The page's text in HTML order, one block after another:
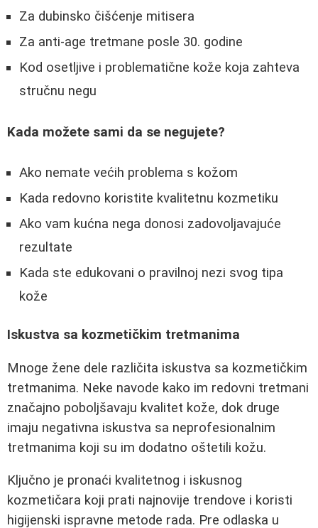
Za dubinsko čišćenje mitisera
Za anti-age tretmane posle 30. godine
Kod osetljive i problematične kože koja zahteva
stručnu negu
Kada možete sami da se negujete?
Ako nemate većih problema s kožom
Kada redovno koristite kvalitetnu kozmetiku
Ako vam kućna nega donosi zadovoljavajuće
rezultate
Kada ste edukovani o pravilnoj nezi svog tipa
kože
Iskustva sa kozmetičkim tretmanima
Mnoge žene dele različita iskustva sa kozmetičkim
tretmanima. Neke navode kako im redovni tretmani
značajno poboljšavaju kvalitet kože, dok druge
imaju negativna iskustva sa neprofesionalnim
tretmanima koji su im dodatno oštetili kožu.
Ključno je pronaći kvalitetnog i iskusnog
kozmetičara koji prati najnovije trendove i koristi
higijenski ispravne metode rada. Pre odlaska u